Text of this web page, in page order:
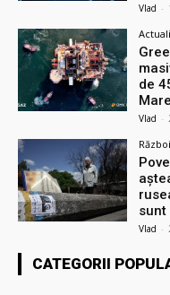
Vlad -
de
Vlad -
sunt
Vlad -
CATEGORII